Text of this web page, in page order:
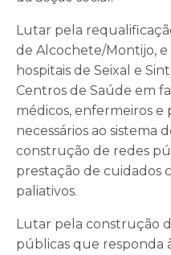
Lutar pela
de Alcochete/Montijo,
hospitais de Seixal e
Centros de Saúde em
médicos, enfermeiros e
necessários ao sistema
construção de redes
prestação de cuidados
paliativos.
Lutar pela construção
públicas que responda